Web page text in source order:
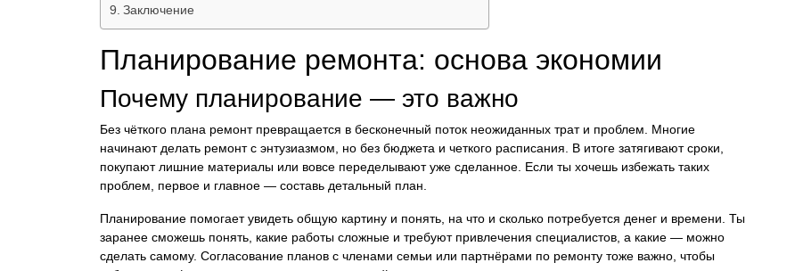
Заключение
Планирование ремонта: основа экономии
Почему планирование — это важно
Без чёткого плана ремонт превращается в бесконечный поток неожиданных трат и проблем. Многие
начинают делать ремонт с энтузиазмом, но без бюджета и четкого расписания. В итоге затягивают сроки,
покупают лишние материалы или вовсе переделывают уже сделанное. Если ты хочешь избежать таких
проблем, первое и главное — составь детальный план.
Планирование помогает увидеть общую картину и понять, на что и сколько потребуется денег и времени. Ты
заранее сможешь понять, какие работы сложные и требуют привлечения специалистов, а какие — можно
сделать самому. Согласование планов с членами семьи или партнёрами по ремонту тоже важно, чтобы